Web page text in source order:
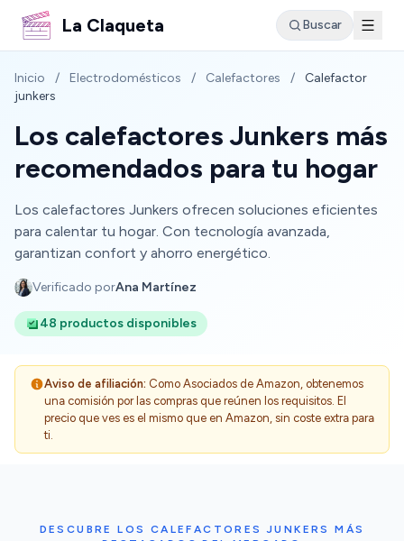
La Claqueta Buscar
Inicio / Electrodomésticos / Calefactores /
Calefactor
junkers
Los calefactores Junkers más
recomendados para tu hogar
Los calefactores Junkers ofrecen soluciones eficientes
para calentar tu hogar. Con tecnología avanzada,
garantizan confort y ahorro energético.
Verificado porAna Martínez
48 productos disponibles
Aviso de afiliación: Como Asociados de Amazon, obtenemos
una comisión por las compras que reúnen los requisitos. El
precio que ves es el mismo que en Amazon, sin coste extra para
ti.
DESCUBRE LOS CALEFACTORES JUNKERS MÁS